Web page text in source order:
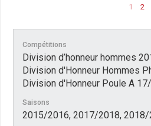
1 2
Compétitions
Division d’honneur hommes
Division d'Honneur Hommes
Division d'Honneur Poule A
Saisons
2015/2016, 2017/2018, 2018/